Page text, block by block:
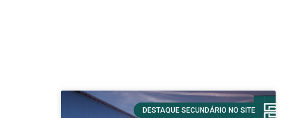
DESTAQUE SECUNDÁRIO NO SITE